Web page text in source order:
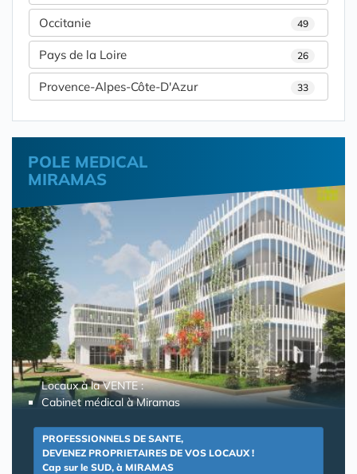
Occitanie 49
Pays de la Loire 26
Provence-Alpes-Côte-D'Azur 33
POLE MEDICAL
MIRAMAS
Locaux à la VENTE :
Cabinet médical à Miramas
PROFESSIONNELS DE SANTE,
DEVENEZ PROPRIETAIRES DE VOS LOCAUX !
Cap sur le SUD, à MIRAMAS